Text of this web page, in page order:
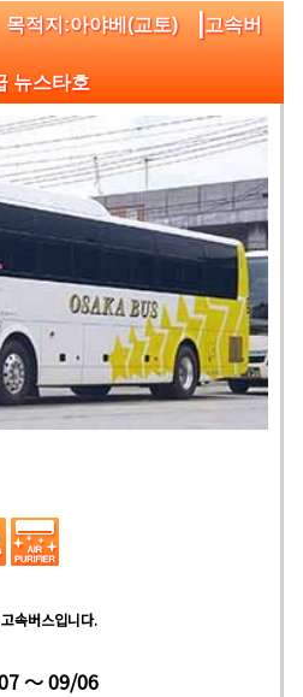
적지:아야베(교토) |고속버
뉴스타호
속버스입니다.
～ 09/06